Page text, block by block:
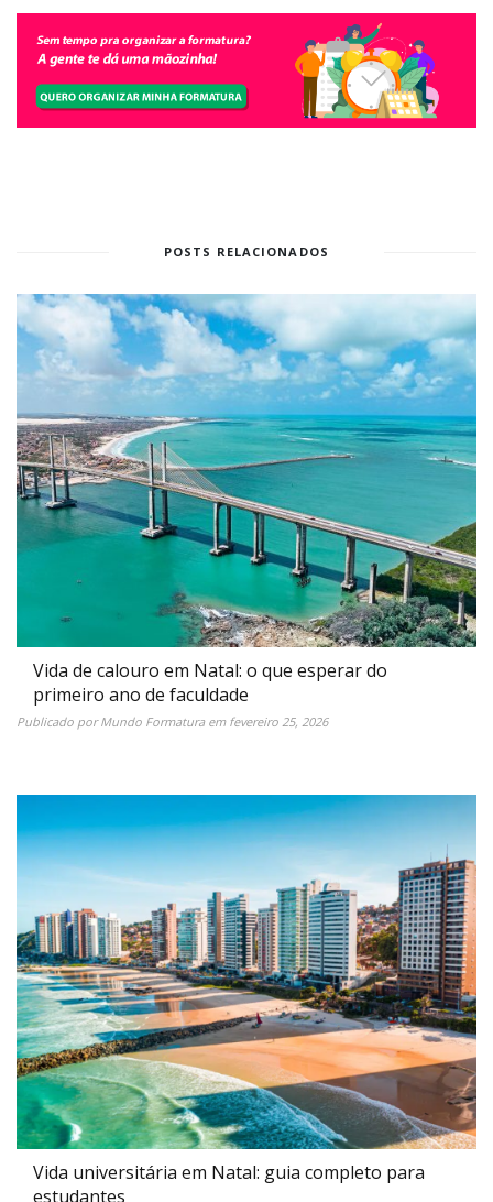
POSTS RELACIONADOS
Vida de calouro em Natal: o que esperar do
primeiro ano de faculdade
Publicado porMundo Formaturaem fevereiro 25, 2026
Vida universitária em Natal: guia completo para
estudantes